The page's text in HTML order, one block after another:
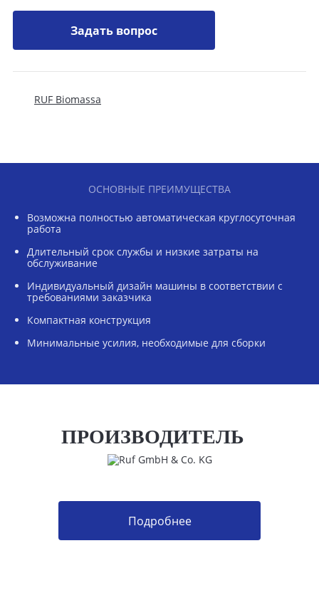
Задать вопрос
RUF Biomassa
ОСНОВНЫЕ ПРЕИМУЩЕСТВА
Возможна полностью автоматическая круглосуточная
работа
Длительный срок службы и низкие затраты на
обслуживание
Индивидуальный дизайн машины в соответствии с
требованиями заказчика
Компактная конструкция
Минимальные усилия, необходимые для сборки
ПРОИЗВОДИТЕЛЬ
Подробнее